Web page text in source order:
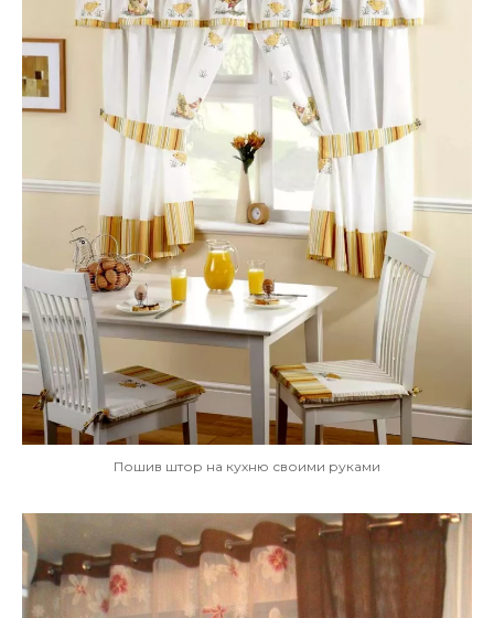
Пошив штор на кухню своими руками